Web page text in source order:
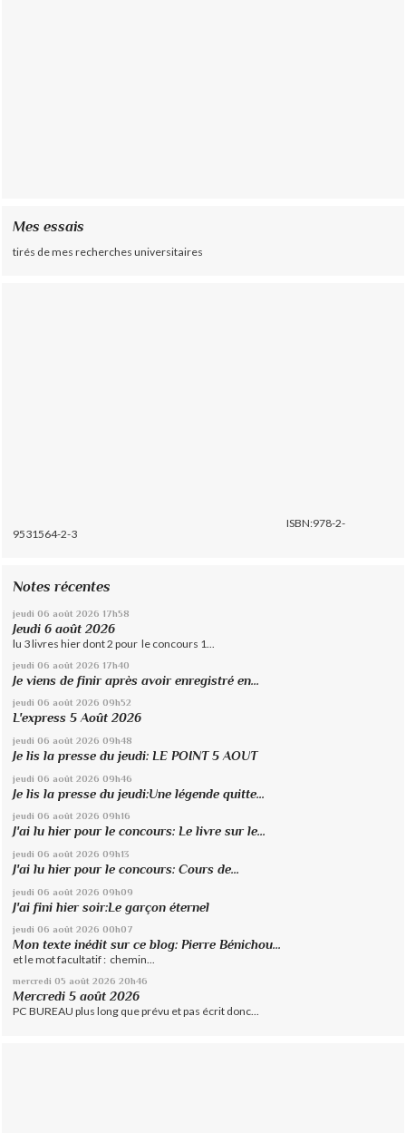
Mes essais
tirés de mes recherches universitaires
ISBN:978-2-
9531564-2-3
Notes récentes
jeudi 06 août 2026 17h58
Jeudi 6 août 2026
lu 3 livres hier dont 2 pour le concours 1...
jeudi 06 août 2026 17h40
Je viens de finir après avoir enregistré en...
jeudi 06 août 2026 09h52
L'express 5 Août 2026
jeudi 06 août 2026 09h48
Je lis la presse du jeudi: LE POINT 5 AOUT
jeudi 06 août 2026 09h46
Je lis la presse du jeudi:Une légende quitte...
jeudi 06 août 2026 09h16
J'ai lu hier pour le concours: Le livre sur le...
jeudi 06 août 2026 09h13
J'ai lu hier pour le concours: Cours de...
jeudi 06 août 2026 09h09
J'ai fini hier soir:Le garçon éternel
jeudi 06 août 2026 00h07
Mon texte inédit sur ce blog: Pierre Bénichou...
et le mot facultatif : chemin...
mercredi 05 août 2026 20h46
Mercredi 5 août 2026
PC BUREAU plus long que prévu et pas écrit donc...